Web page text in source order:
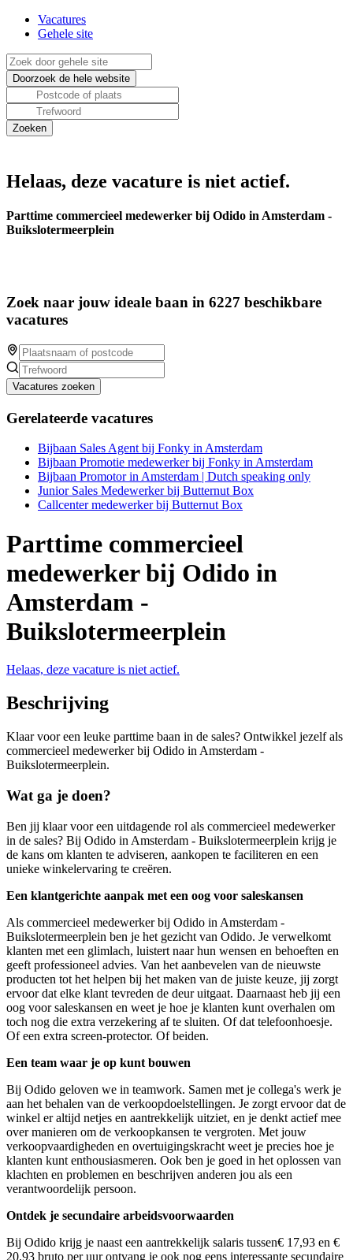
Vacatures
Gehele site
Helaas, deze vacature is niet actief.
Parttime commercieel medewerker bij Odido in Amsterdam -
Buikslotermeerplein
Zoek naar jouw ideale baan in 6227 beschikbare
vacatures
Vacatures zoeken
Gerelateerde vacatures
Bijbaan Sales Agent bij Fonky in Amsterdam
Bijbaan Promotie medewerker bij Fonky in Amsterdam
Bijbaan Promotor in Amsterdam | Dutch speaking only
Junior Sales Medewerker bij Butternut Box
Callcenter medewerker bij Butternut Box
Parttime commercieel
medewerker bij Odido in
Amsterdam -
Buikslotermeerplein
Helaas, deze vacature is niet actief.
Beschrijving
Klaar voor een leuke parttime baan in de sales? Ontwikkel jezelf als
commercieel medewerker bij Odido in Amsterdam -
Buikslotermeerplein.
Wat ga je doen?
Ben jij klaar voor een uitdagende rol als commercieel medewerker
in de sales? Bij Odido in Amsterdam - Buikslotermeerplein krijg je
de kans om klanten te adviseren, aankopen te faciliteren en een
unieke winkelervaring te creëren.
Een klantgerichte aanpak met een oog voor saleskansen
Als commercieel medewerker bij Odido in Amsterdam -
Buikslotermeerplein ben je het gezicht van Odido. Je verwelkomt
klanten met een glimlach, luistert naar hun wensen en behoeften en
geeft professioneel advies. Van het aanbevelen van de nieuwste
producten tot het helpen bij het maken van de juiste keuze, jij zorgt
ervoor dat elke klant tevreden de deur uitgaat. Daarnaast heb jij een
oog voor saleskansen en weet je hoe je klanten kunt overhalen om
toch nog die extra verzekering af te sluiten. Of dat telefoonhoesje.
Of een extra screen-protector. Of beiden.
Een team waar je op kunt bouwen
Bij Odido geloven we in teamwork. Samen met je collega's werk je
aan het behalen van de verkoopdoelstellingen. Je zorgt ervoor dat de
winkel er altijd netjes en aantrekkelijk uitziet, en je denkt actief mee
over manieren om de verkoopkansen te vergroten. Met jouw
verkoopvaardigheden en overtuigingskracht weet je precies hoe je
klanten kunt enthousiasmeren. Ook ben je goed in het oplossen van
klachten en problemen en beschrijven anderen jou als een
verantwoordelijk persoon.
Ontdek je secundaire arbeidsvoorwaarden
Bij Odido krijg je naast een aantrekkelijk salaris tussen€ 17,93 en €
20,93 bruto per uur ontvang je ook nog eens interessante secundaire